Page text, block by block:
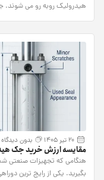
هیدرولیک روبه رو می
20 تیر 1405 بدون دیدگاه
مقایسه ارزش خرید جک
هنگامی که تجهیزات صنعتی
بگیرید. یکی از رایج ترین